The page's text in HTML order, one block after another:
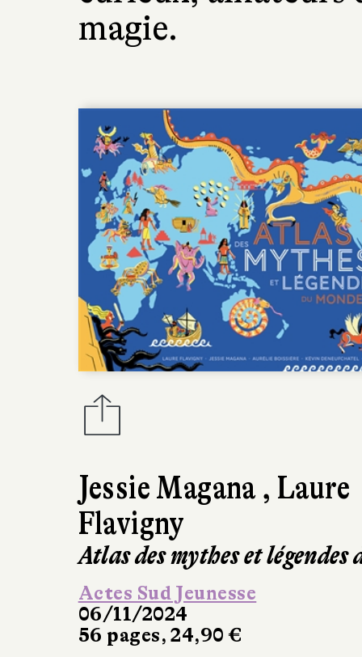
Jessie Magana, Laure
Flavigny
Atlas des mythes et légendes
Actes Sud Jeunesse
06/11/2024
56 pages, 24,90 €
magie.